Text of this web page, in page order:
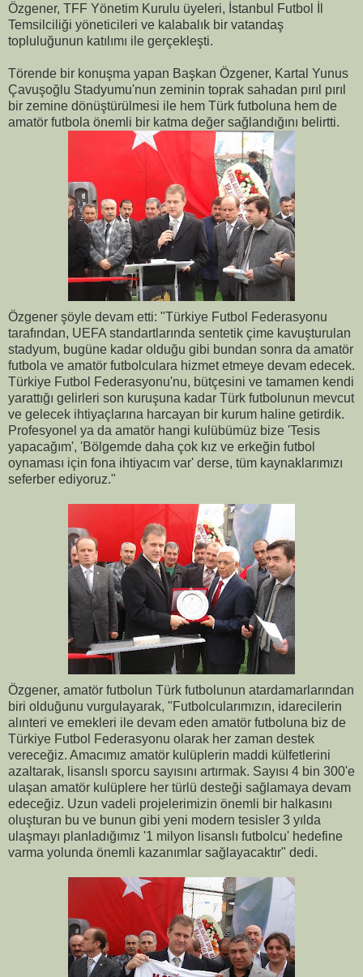
Özgener, TFF Yönetim Kurulu üyeleri, İstanbul Futbol İl
Temsilciliği yöneticileri ve kalabalık bir vatandaş
topluluğunun katılımı ile gerçekleşti.
Törende bir konuşma yapan Başkan Özgener, Kartal Yunus
Çavuşoğlu Stadyumu'nun zeminin toprak sahadan pırıl pırıl
bir zemine dönüştürülmesi ile hem Türk futboluna hem de
amatör futbola önemli bir katma değer sağlandığını belirtti.
Özgener şöyle devam etti: "Türkiye Futbol Federasyonu
tarafından, UEFA standartlarında sentetik çime kavuşturulan
stadyum, bugüne kadar olduğu gibi bundan sonra da amatör
futbola ve amatör futbolculara hizmet etmeye devam edecek.
Türkiye Futbol Federasyonu'nu, bütçesini ve tamamen kendi
yarattığı gelirleri son kuruşuna kadar Türk futbolunun mevcut
ve gelecek ihtiyaçlarına harcayan bir kurum haline getirdik.
Profesyonel ya da amatör hangi kulübümüz bize 'Tesis
yapacağım', 'Bölgemde daha çok kız ve erkeğin futbol
oynaması için fona ihtiyacım var' derse, tüm kaynaklarımızı
seferber ediyoruz."
Özgener, amatör futbolun Türk futbolunun atardamarlarından
biri olduğunu vurgulayarak, "Futbolcularımızın, idarecilerin
alınteri ve emekleri ile devam eden amatör futboluna biz de
Türkiye Futbol Federasyonu olarak her zaman destek
vereceğiz. Amacımız amatör kulüplerin maddi külfetlerini
azaltarak, lisanslı sporcu sayısını artırmak. Sayısı 4 bin 300'e
ulaşan amatör kulüplere her türlü desteği sağlamaya devam
edeceğiz. Uzun vadeli projelerimizin önemli bir halkasını
oluşturan bu ve bunun gibi yeni modern tesisler 3 yılda
ulaşmayı planladığımız '1 milyon lisanslı futbolcu' hedefine
varma yolunda önemli kazanımlar sağlayacaktır" dedi.